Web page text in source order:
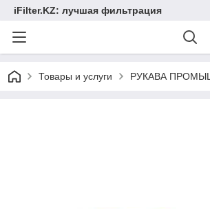
iFilter.KZ: лучшая фильтрация
Товары и услуги РУКАВА